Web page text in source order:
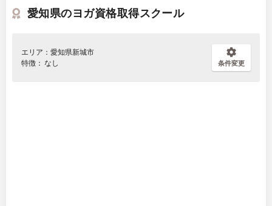
愛知県のヨガ資格取得スクール
エリア：愛知県新城市
特徴： なし
条件変更